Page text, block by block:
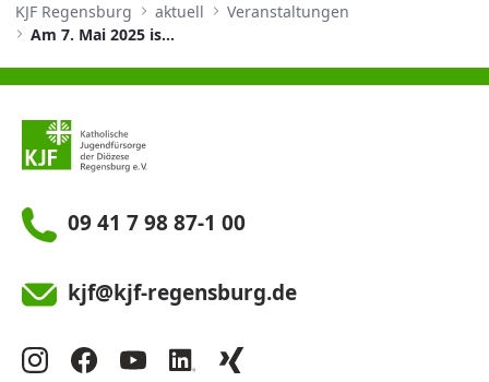
KJF Regensburg aktuell
Veranstaltungen
Am 7. Mai 2025 ist es wieder soweit!
09 41 7 98 87-1 00
kjf@kjf-regensburg.de